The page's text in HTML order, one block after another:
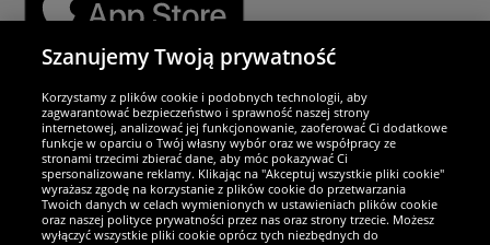
Partnerzy i bezpieczeństwo
Jesteśmy wyjątkowi
Szanujemy Twoją prywatność
Korzystamy z plików cookie i podobnych technologii, aby
zagwarantować bezpieczeństwo i sprawność naszej strony
internetowej, analizować jej funkcjonowanie, zaoferować Ci dodatkowe
funkcje w oparciu o Twój własny wybór oraz we współpracy ze
stronami trzecimi zbierać dane, aby móc pokazywać Ci
spersonalizowane reklamy. Klikając na "Akceptuj wszystkie pliki cookie"
wyrażasz zgodę na korzystanie z plików cookie do przetwarzania
Twoich danych w celach wymienionych w ustawieniach plików cookie
oraz naszej polityce prywatności przez nas oraz strony trzecie. Możesz
wyłączyć wszystkie pliki cookie oprócz tych niezbędnych do